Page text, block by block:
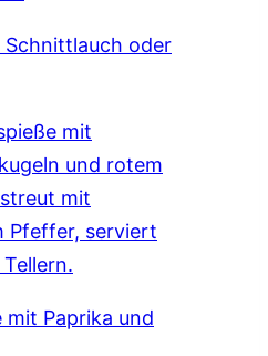
Schnittlauch oder
mit Paprika und